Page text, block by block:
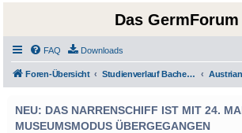
Das GermForum
FAQ Downloads
Foren-Übersicht Studienverlauf Bachelor-/Masterstudien sowie UF Deutsch
NEU: DAS NARRENSCHIFF IST MIT 24.
MUSEUMSMODUS ÜBERGEGANGEN